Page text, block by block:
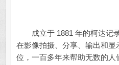
成立于 1881 年的柯达记录
在影像拍摄、分享、输出和
位，一百多年来帮助无数的